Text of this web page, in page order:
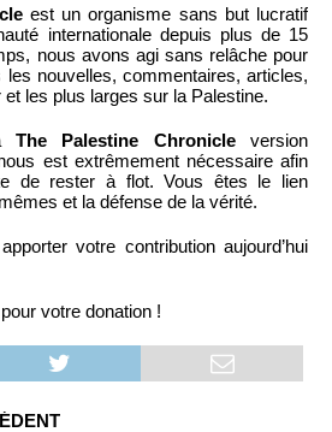
est un organisme sans but lucratif
internationale depuis plus de 15
nous avons agi sans relâche pour
nouvelles, commentaires, articles,
les plus larges sur la Palestine.
The Palestine Chronicleversion
est extrêmement nécessaire afin
de rester à flot. Vous êtes le lien
et la défense de la vérité.
votre contribution aujourd’hui
votre donation !